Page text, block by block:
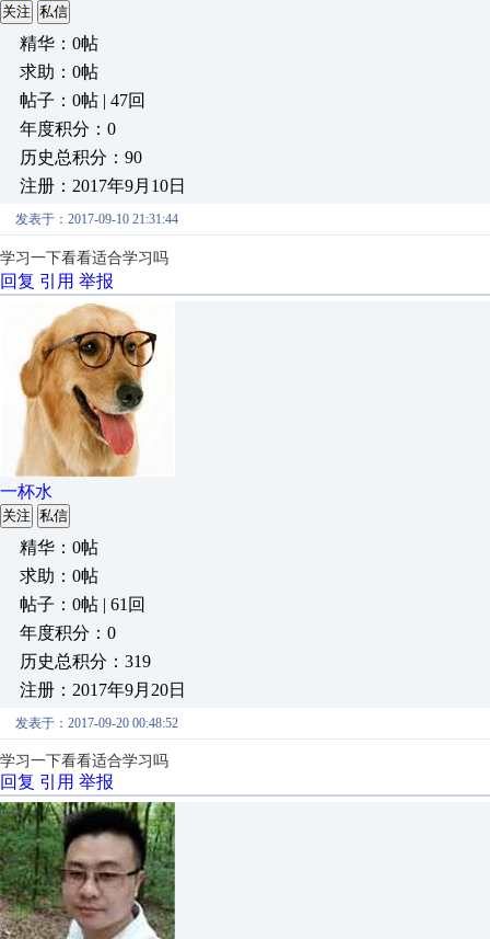
关注 私信
精华：0帖
求助：0帖
帖子：0帖 | 47回
年度积分：0
历史总积分：90
注册：2017年9月10日
发表于：2017-09-10 21:31:44
学习一下看看适合学习吗
回复 引用 举报
一杯水
关注 私信
精华：0帖
求助：0帖
帖子：0帖 | 61回
年度积分：0
历史总积分：319
注册：2017年9月20日
发表于：2017-09-20 00:48:52
学习一下看看适合学习吗
回复 引用 举报